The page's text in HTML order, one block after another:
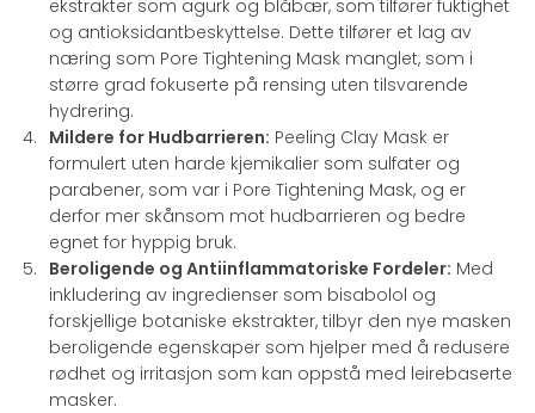
ekstrakter som agurk og blåbær, som tilfører fuktighet
og antioksidantbeskyttelse. Dette tilfører et lag av
næring som Pore Tightening Mask manglet, som i
større grad fokuserte på rensing uten tilsvarende
hydrering.
Mildere for Hudbarrieren: Peeling Clay Mask er
formulert uten harde kjemikalier som sulfater og
parabener, som var i Pore Tightening Mask, og er
derfor mer skånsom mot hudbarrieren og bedre
egnet for hyppig bruk.
Beroligende og Antiinflammatoriske Fordeler: Med
inkludering av ingredienser som bisabolol og
forskjellige botaniske ekstrakter, tilbyr den nye masken
beroligende egenskaper som hjelper med å redusere
rødhet og irritasjon som kan oppstå med leirebaserte
masker.